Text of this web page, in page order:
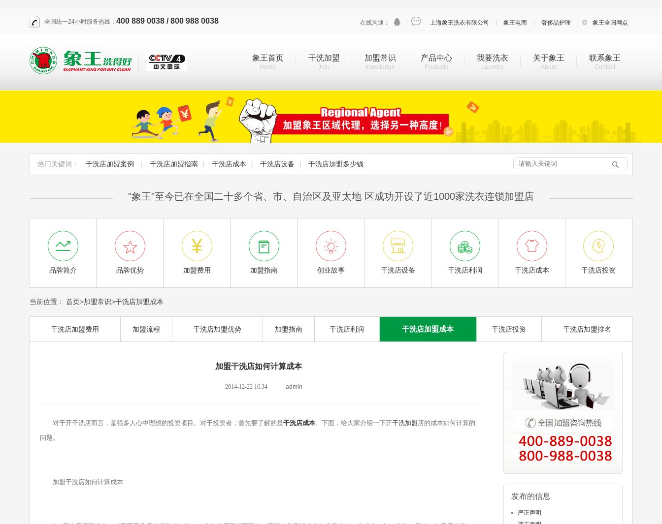
全国统一24小时服务热线： 400 889 0038 / 800 988 0038 在线沟通：   上海象王洗衣有限公司 象王电商 奢侈品护理  象王全国网点
象王首页
Home
干洗加盟
Join
加盟常识
knowledge
产品中心
Products
我要洗衣
Laundry
关于象王
About
联系象王
Contact
热门关键词： 干洗店加盟案例 | 干洗店加盟指南 | 干洗店成本 | 干洗店设备 | 干洗店加盟多少钱 
"象王"至今已在全国二十多个省、市、自治区及亚太地 区成功开设了近1000家洗衣连锁加盟店

品牌简介

品牌优势

加盟费用

加盟指南

创业故事

干洗店设备

干洗店利润

干洗店成本

干洗店投资
当前位置： 首页>加盟常识>干洗店加盟成本
干洗店加盟费用 加盟流程 干洗店加盟优势 加盟指南 干洗店利润 干洗店加盟成本 干洗店投资 干洗店加盟排名
加盟干洗店如何计算成本
2014-12-22 16:34 admin
对于开干洗店而言，是很多人心中理想的投资项目。对于投资者，首先要了解的是干洗店成本。下面，给大家介绍一下开干洗加盟店的成本如何计算的
问题。
加盟干洗店如何计算成本
发布的信息
严正声明